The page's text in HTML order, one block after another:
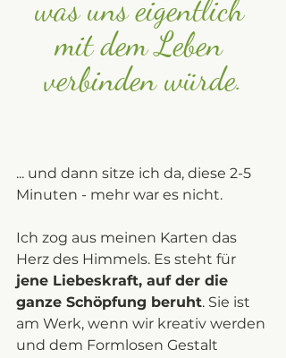
was uns eigentlich
mit dem Leben
verbinden würde.
... und dann sitze ich da, diese 2-5
Minuten - mehr war es nicht.
Ich zog aus meinen Karten das
Herz des Himmels. Es steht für
jene Liebeskraft, auf der die
ganze Schöpfung beruht. Sie ist
am Werk, wenn wir kreativ werden
und dem Formlosen Gestalt